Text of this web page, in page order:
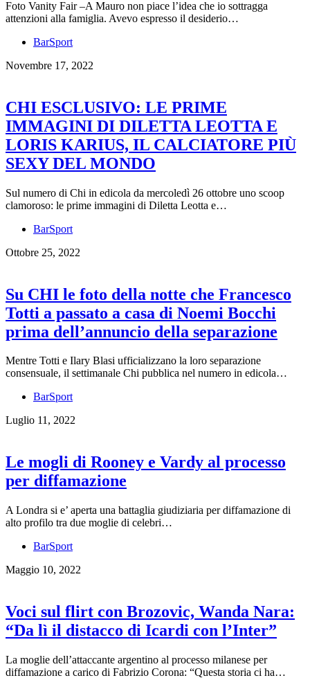
Foto Vanity Fair –A Mauro non piace l’idea che io sottragga
attenzioni alla famiglia. Avevo espresso il desiderio…
BarSport
Novembre 17, 2022
CHI ESCLUSIVO: LE PRIME
IMMAGINI DI DILETTA LEOTTA E
LORIS KARIUS, IL CALCIATORE PIÙ
SEXY DEL MONDO
Sul numero di Chi in edicola da mercoledì 26 ottobre uno scoop
clamoroso: le prime immagini di Diletta Leotta e…
BarSport
Ottobre 25, 2022
Su CHI le foto della notte che Francesco
Totti a passato a casa di Noemi Bocchi
prima dell’annuncio della separazione
Mentre Totti e Ilary Blasi ufficializzano la loro separazione
consensuale, il settimanale Chi pubblica nel numero in edicola…
BarSport
Luglio 11, 2022
Le mogli di Rooney e Vardy al processo
per diffamazione
A Londra si e’ aperta una battaglia giudiziaria per diffamazione di
alto profilo tra due moglie di celebri…
BarSport
Maggio 10, 2022
Voci sul flirt con Brozovic, Wanda Nara:
“Da lì il distacco di Icardi con l’Inter”
La moglie dell’attaccante argentino al processo milanese per
diffamazione a carico di Fabrizio Corona: “Questa storia ci ha…